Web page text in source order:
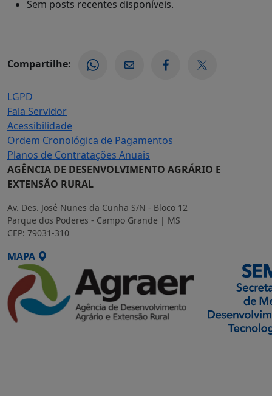
Sem posts recentes disponíveis.
Compartilhe:
LGPD
Fala Servidor
Acessibilidade
Ordem Cronológica de Pagamentos
Planos de Contratações Anuais
AGÊNCIA DE DESENVOLVIMENTO AGRÁRIO E
EXTENSÃO RURAL
Av. Des. José Nunes da Cunha S/N - Bloco 12
Parque dos Poderes - Campo Grande | MS
CEP: 79031-310
MAPA